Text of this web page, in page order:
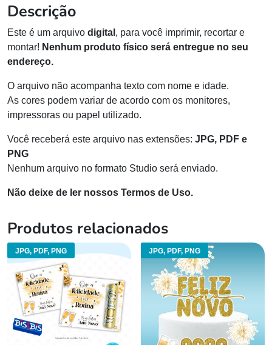
Descrição
Este é um arquivo digital , para você imprimir, recortar e
montar! Nenhum produto físico será entregue no seu
endereço.
O arquivo não acompanha texto com nome e idade.
As cores podem variar de acordo com os monitores,
impressoras ou papel utilizado.
Você receberá este arquivo nas extensões: JPG, PDF e
PNG
Nenhum arquivo no formato Studio será enviado.
Não deixe de ler nossos Termos de Uso.
Produtos relacionados
JPG, PDF, PNG JPG, PDF, PNG